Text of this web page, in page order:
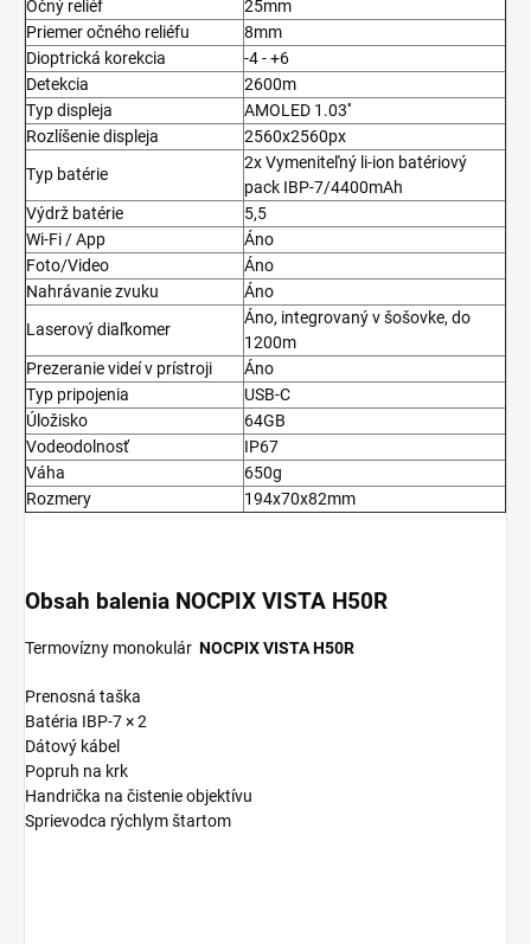
Očný reliéf
25mm
Priemer očného reliéfu
8mm
Dioptrická korekcia
-4 - +6
Detekcia
2600m
Typ displeja
AMOLED 1.03''
Rozlíšenie displeja
2560x2560px
Typ batérie
2x Vymeniteľný li-ion batériový
pack IBP-7/4400mAh
Výdrž batérie
5,5
Wi-Fi / App
Áno
Foto/Video
Áno
Nahrávanie zvuku
Áno
Laserový diaľkomer
Áno, integrovaný v šošovke, do
1200m
Prezeranie videí v prístroji
Áno
Typ pripojenia
USB-C
Úložisko
64GB
Vodeodolnosť
IP67
Váha
650g
Rozmery
194x70x82mm
Obsah balenia NOCPIX VISTA H50R
Termovízny monokulár NOCPIX VISTA H50R
Prenosná taška
Batéria IBP-7 × 2
Dátový kábel
Popruh na krk
Handrička na čistenie objektívu
Sprievodca rýchlym štartom